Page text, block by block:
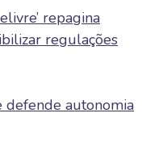
repagina
regulações
defende autonomia